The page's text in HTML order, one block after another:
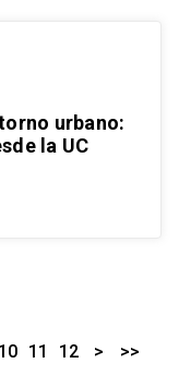
urbano:
la UC
10 11 12 > >>